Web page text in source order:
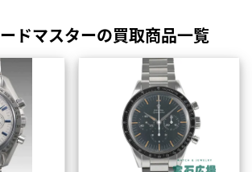
ドマスターの買取商品一覧